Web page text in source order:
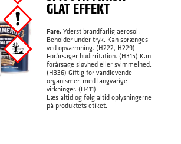
GLAT EFFEKT
Fare.Yderst brandfarlig aerosol.
Beholder under tryk. Kan sprænges
ved opvarmning. (H222, H229)
Forårsager hudirritation. (H315) Kan
forårsage sløvhed eller svimmelhed.
(H336) Giftig for vandlevende
organismer, med langvarige
virkninger. (H411)
Læs altid og følg altid oplysningerne
på produktets etiket.